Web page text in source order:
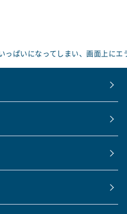
っぱいになってしまい、画面上に